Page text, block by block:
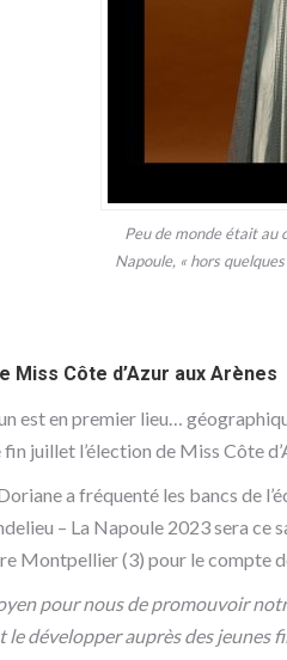
Peu de monde était au
Napoule, « hors
Miss Côte d’Azur aux Arènes
est en premier lieu…
fin juillet l’élection de Miss Côte
a fréquenté les bancs de
– La Napoule 2023 sera ce
Montpellier (3) pour le compte
pour nous de promouvoir
développer auprès des jeunes